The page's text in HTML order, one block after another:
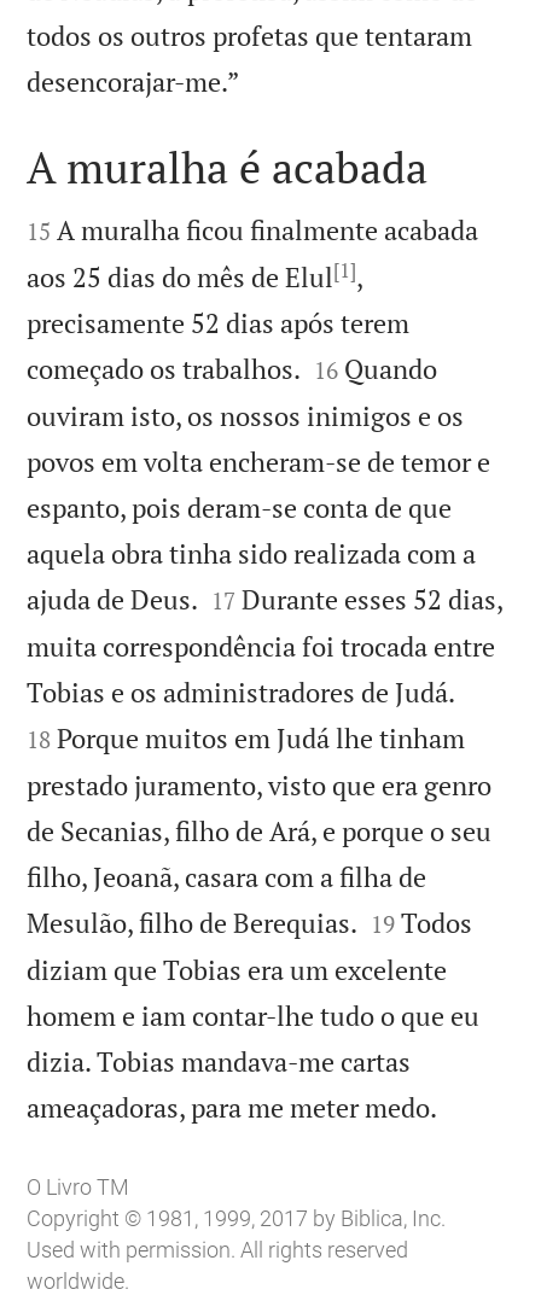
todos os outros profetas que tentaram
desencorajar-me.”

A muralha é acabada

15 A muralha ficou finalmente acabada
aos 25 dias do mês de Elul[1],
precisamente 52 dias após terem
começado os trabalhos. 

16 Quando
ouviram isto, os nossos inimigos e os
povos em volta encheram-se de temor e
espanto, pois deram-se conta de que
aquela obra tinha sido realizada com a
ajuda de Deus. 

17 Durante esses 52 dias,
muita correspondência foi trocada entre
Tobias e os administradores de Judá.
18 Porque muitos em Judá lhe tinham
prestado juramento, visto que era genro
de Secanias, filho de Ará, e porque o seu
filho, Jeoanã, casara com a filha de
Mesulão, filho de Berequias. 

19 Todos
diziam que Tobias era um excelente
homem e iam contar-lhe tudo o que eu
dizia. Tobias mandava-me cartas
ameaçadoras, para me meter medo.
O Livro TM
Copyright © 1981, 1999, 2017 by Biblica, Inc.
Used with permission. All rights reserved
worldwide.